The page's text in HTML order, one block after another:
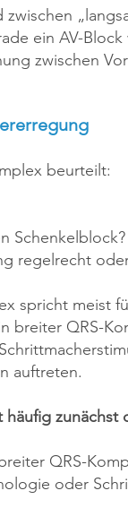
ein AV-
zwischen
beurteilt:
Schenkelblock?
regelrecht
spricht meist
breiter QRS-
auftreten.
zunächst
QRS-
oder